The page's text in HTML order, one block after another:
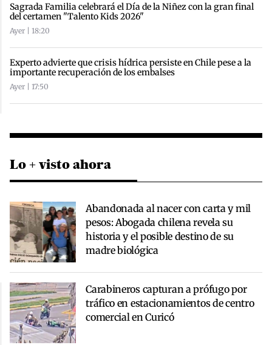
Sagrada Familia celebrará el Día de la Niñez con la gran final
del certamen "Talento Kids 2026"
Ayer | 18:20
Experto advierte que crisis hídrica persiste en Chile pese a la
importante recuperación de los embalses
Ayer | 17:50
Lo + visto ahora
Abandonada al nacer con carta y mil
pesos: Abogada chilena revela su
historia y el posible destino de su
madre biológica
Carabineros capturan a prófugo por
tráfico en estacionamientos de centro
comercial en Curicó